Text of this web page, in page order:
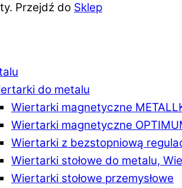
Przejdź do Sklep
do metalu
Wiertarki magnetyczne
Wiertarki magnetyczne
Wiertarki z bezstopniową
Wiertarki stołowe do metalu,
Wiertarki stołowe przemysłowe